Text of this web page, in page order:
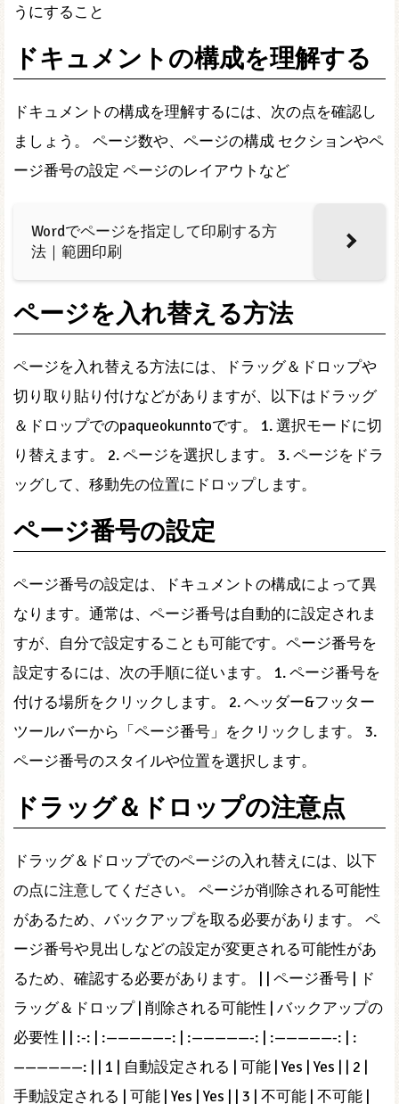
うにすること
ドキュメントの構成を理解する
ドキュメントの構成を理解するには、次の点を確認し
ましょう。 ページ数や、ページの構成 セクションやペ
ージ番号の設定 ページのレイアウトなど
Wordでページを指定して印刷する方
法｜範囲印刷
ページを入れ替える方法
ページを入れ替える方法には、ドラッグ＆ドロップや
切り取り貼り付けなどがありますが、以下はドラッグ
＆ドロップでのpaqueokunntoです。 1. 選択モードに切
り替えます。 2. ページを選択します。 3. ページをドラ
ッグして、移動先の位置にドロップします。
ページ番号の設定
ページ番号の設定は、ドキュメントの構成によって異
なります。通常は、ページ番号は自動的に設定されま
すが、自分で設定することも可能です。ページ番号を
設定するには、次の手順に従います。 1. ページ番号を
付ける場所をクリックします。 2. ヘッダー&フッター
ツールバーから「ページ番号」をクリックします。 3.
ページ番号のスタイルや位置を選択します。
ドラッグ＆ドロップの注意点
ドラッグ＆ドロップでのページの入れ替えには、以下
の点に注意してください。 ページが削除される可能性
があるため、バックアップを取る必要があります。 ペ
ージ番号や見出しなどの設定が変更される可能性があ
るため、確認する必要があります。 | | ページ番号 | ド
ラッグ＆ドロップ | 削除される可能性 | バックアップの
必要性 | | :-: | :—————–: | :—————-: | :—————-: | :
——————: | | 1 | 自動設定される | 可能 | Yes | Yes | | 2 |
手動設定される | 可能 | Yes | Yes | | 3 | 不可能 | 不可能 |